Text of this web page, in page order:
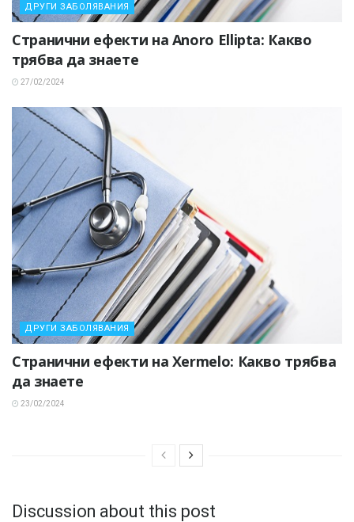
ДРУГИ ЗАБОЛЯВАНИЯ
Странични ефекти на Anoro Ellipta: Какво
трябва да знаете
27/02/2024
ДРУГИ ЗАБОЛЯВАНИЯ
Странични ефекти на Xermelo: Какво трябва
да знаете
23/02/2024
Discussion about this post